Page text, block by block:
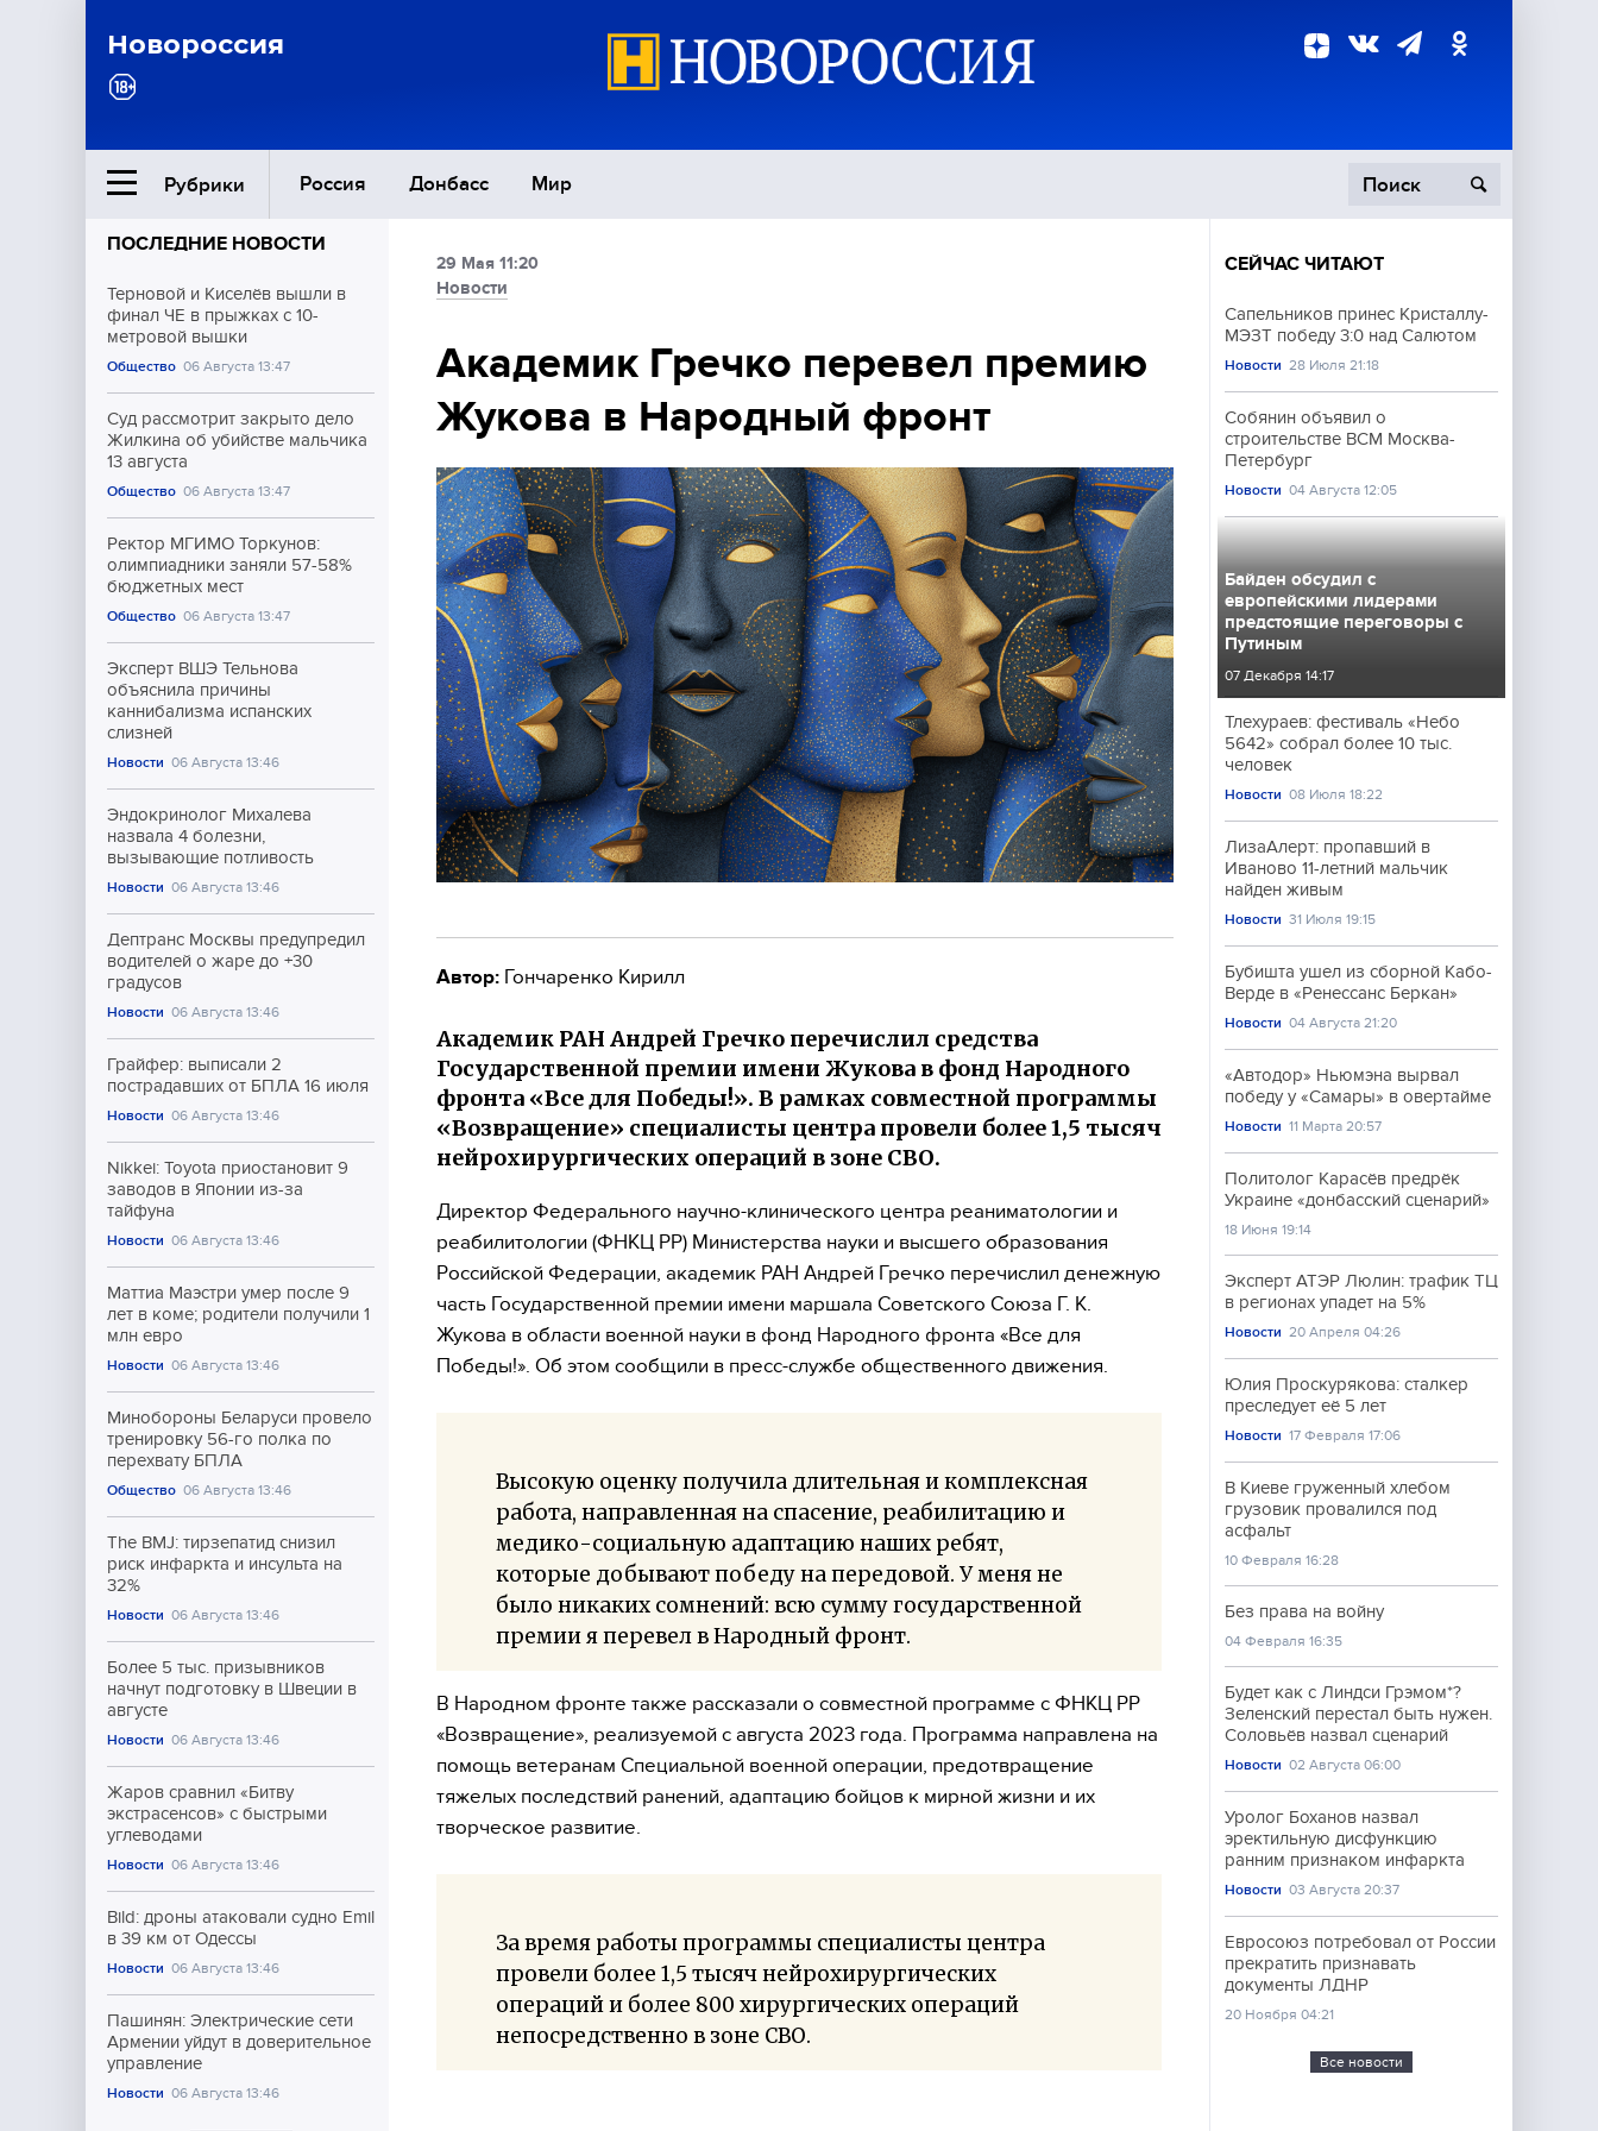
Новороссия
Рубрики Россия Донбасс Мир
Ближний Восток
Общество
Экономика
Происшествия
Культура
Спорт
ПОСЛЕДНИЕ НОВОСТИ
Терновой и Киселёв вышли в
финал ЧЕ в прыжках с 10-
метровой вышки
Общество 06 Августа 13:47
Суд рассмотрит закрыто дело
Жилкина об убийстве мальчика
13 августа
Общество 06 Августа 13:47
Ректор МГИМО Торкунов:
олимпиадники заняли 57-58%
бюджетных мест
Общество 06 Августа 13:47
Эксперт ВШЭ Тельнова
объяснила причины
каннибализма испанских
слизней
Новости 06 Августа 13:46
Эндокринолог Михалева
назвала 4 болезни,
вызывающие потливость
Новости 06 Августа 13:46
Дептранс Москвы предупредил
водителей о жаре до +30
градусов
Новости 06 Августа 13:46
Грайфер: выписали 2
пострадавших от БПЛА 16 июля
Новости 06 Августа 13:46
Nikkei: Toyota приостановит 9
заводов в Японии из-за
тайфуна
Новости 06 Августа 13:46
Маттиа Маэстри умер после 9
лет в коме; родители получили 1
млн евро
Новости 06 Августа 13:46
Минобороны Беларуси провело
тренировку 56-го полка по
перехвату БПЛА
Общество 06 Августа 13:46
The BMJ: тирзепатид снизил
риск инфаркта и инсульта на
32%
Новости 06 Августа 13:46
Более 5 тыс. призывников
начнут подготовку в Швеции в
августе
Новости 06 Августа 13:46
Жаров сравнил «Битву
экстрасенсов» с быстрыми
углеводами
Новости 06 Августа 13:46
Bild: дроны атаковали судно Emil
в 39 км от Одессы
Новости 06 Августа 13:46
Пашинян: Электрические сети
Армении уйдут в доверительное
управление
Новости 06 Августа 13:46
29 Мая 11:20
Новости
Академик Гречко перевел премию
Жукова в Народный фронт
Автор: Гончаренко Кирилл
Академик РАН Андрей Гречко перечислил средства
Государственной премии имени Жукова в фонд Народного
фронта «Все для Победы!». В рамках совместной программы
«Возвращение» специалисты центра провели более 1,5 тысяч
нейрохирургических операций в зоне СВО.
Директор Федерального научно-клинического центра реаниматологии и
реабилитологии (ФНКЦ РР) Министерства науки и высшего образования
Российской Федерации, академик РАН Андрей Гречко перечислил денежную
часть Государственной премии имени маршала Советского Союза Г. К.
Жукова в области военной науки в фонд Народного фронта «Все для
Победы!». Об этом сообщили в пресс-службе общественного движения.
Высокую оценку получила длительная и комплексная
работа, направленная на спасение, реабилитацию и
медико-социальную адаптацию наших ребят,
которые добывают победу на передовой. У меня не
было никаких сомнений: всю сумму государственной
премии я перевел в Народный фронт.
В Народном фронте также рассказали о совместной программе с ФНКЦ РР
«Возвращение», реализуемой с августа 2023 года. Программа направлена на
помощь ветеранам Специальной военной операции, предотвращение
тяжелых последствий ранений, адаптацию бойцов к мирной жизни и их
творческое развитие.
За время работы программы специалисты центра
провели более 1,5 тысяч нейрохирургических
операций и более 800 хирургических операций
непосредственно в зоне СВО.
СЕЙЧАС ЧИТАЮТ
Сапельников принес Кристаллу-
МЭЗТ победу 3:0 над Салютом
Новости 28 Июля 21:18
Собянин объявил о
строительстве ВСМ Москва-
Петербург
Новости 04 Августа 12:05
Байден обсудил с
европейскими лидерами
предстоящие переговоры с
Путиным
07 Декабря 14:17
Тлехураев: фестиваль «Небо
5642» собрал более 10 тыс.
человек
Новости 08 Июля 18:22
ЛизаАлерт: пропавший в
Иваново 11-летний мальчик
найден живым
Новости 31 Июля 19:15
Бубишта ушел из сборной Кабо-
Верде в «Ренессанс Беркан»
Новости 04 Августа 21:20
«Автодор» Ньюмэна вырвал
победу у «Самары» в овертайме
Новости 11 Марта 20:57
Политолог Карасёв предрёк
Украине «донбасский сценарий»
18 Июня 19:14
Эксперт АТЭР Люлин: трафик ТЦ
в регионах упадет на 5%
Новости 20 Апреля 04:26
Юлия Проскурякова: сталкер
преследует её 5 лет
Новости 17 Февраля 17:06
В Киеве груженный хлебом
грузовик провалился под
асфальт
10 Февраля 16:28
Без права на войну
04 Февраля 16:35
Будет как с Линдси Грэмом*?
Зеленский перестал быть нужен.
Соловьёв назвал сценарий
Новости 02 Августа 06:00
Уролог Боханов назвал
эректильную дисфункцию
ранним признаком инфаркта
Новости 03 Августа 20:37
Евросоюз потребовал от России
прекратить признавать
документы ЛДНР
20 Ноября 04:21
Все новости